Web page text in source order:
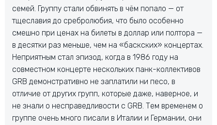
семей. Группу стали обвинять в чём попало — от
тщеславия до сребролюбия, что было особенно
смешно при ценах на билеты в доллар или полтора —
в десятки раз меньше, чем на «баскских» концертах.
Неприятным стал эпизод, когда в 1986 году на
совместном концерте нескольких панк-коллективов
GRB демонстративно не заплатили ни песо, в
отличие от других групп, которые даже, наверное, и
не знали о несправедливости с GRB. Тем временем о
группе очень много писали в Италии и Германии, они